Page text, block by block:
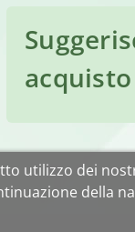
acquisto
utilizzo dei
della